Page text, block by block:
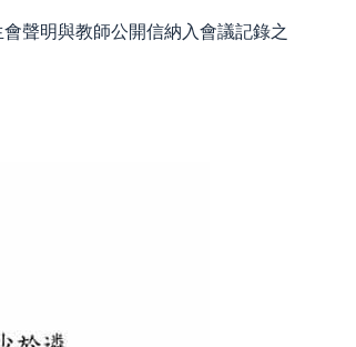
聲明與教師公開信納入會議記錄之